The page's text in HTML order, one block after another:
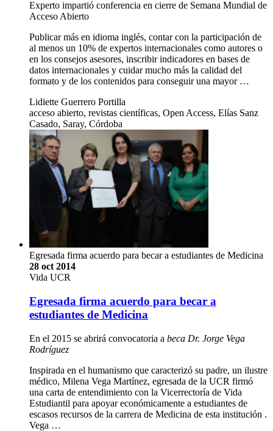
Experto impartió conferencia en cierre de Semana Mundial de
Acceso Abierto
Publicar más en idioma inglés, contar con la participación de
al menos un 10% de expertos internacionales como autores o
en los consejos asesores, inscribir indicadores en bases de
datos internacionales y cuidar mucho más la calidad del
formato y de los contenidos para conseguir una mayor …
Lidiette Guerrero Portilla
acceso abierto, revistas científicas, Open Access, Elías Sanz
Casado, Saray, Córdoba
Egresada firma acuerdo para becar a estudiantes de Medicina
28 oct 2014
Vida UCR
Egresada firma acuerdo para becar a
estudiantes de Medicina
En el 2015 se abrirá convocatoria a beca Dr. Jorge Vega
Rodríguez
Inspirada en el humanismo que caracterizó su padre, un ilustre
médico, Milena Vega Martínez, egresada de la UCR firmó
una carta de entendimiento con la Vicerrectoría de Vida
Estudiantil para apoyar económicamente a estudiantes de
escasos recursos de la carrera de Medicina de esta institución .
Vega …